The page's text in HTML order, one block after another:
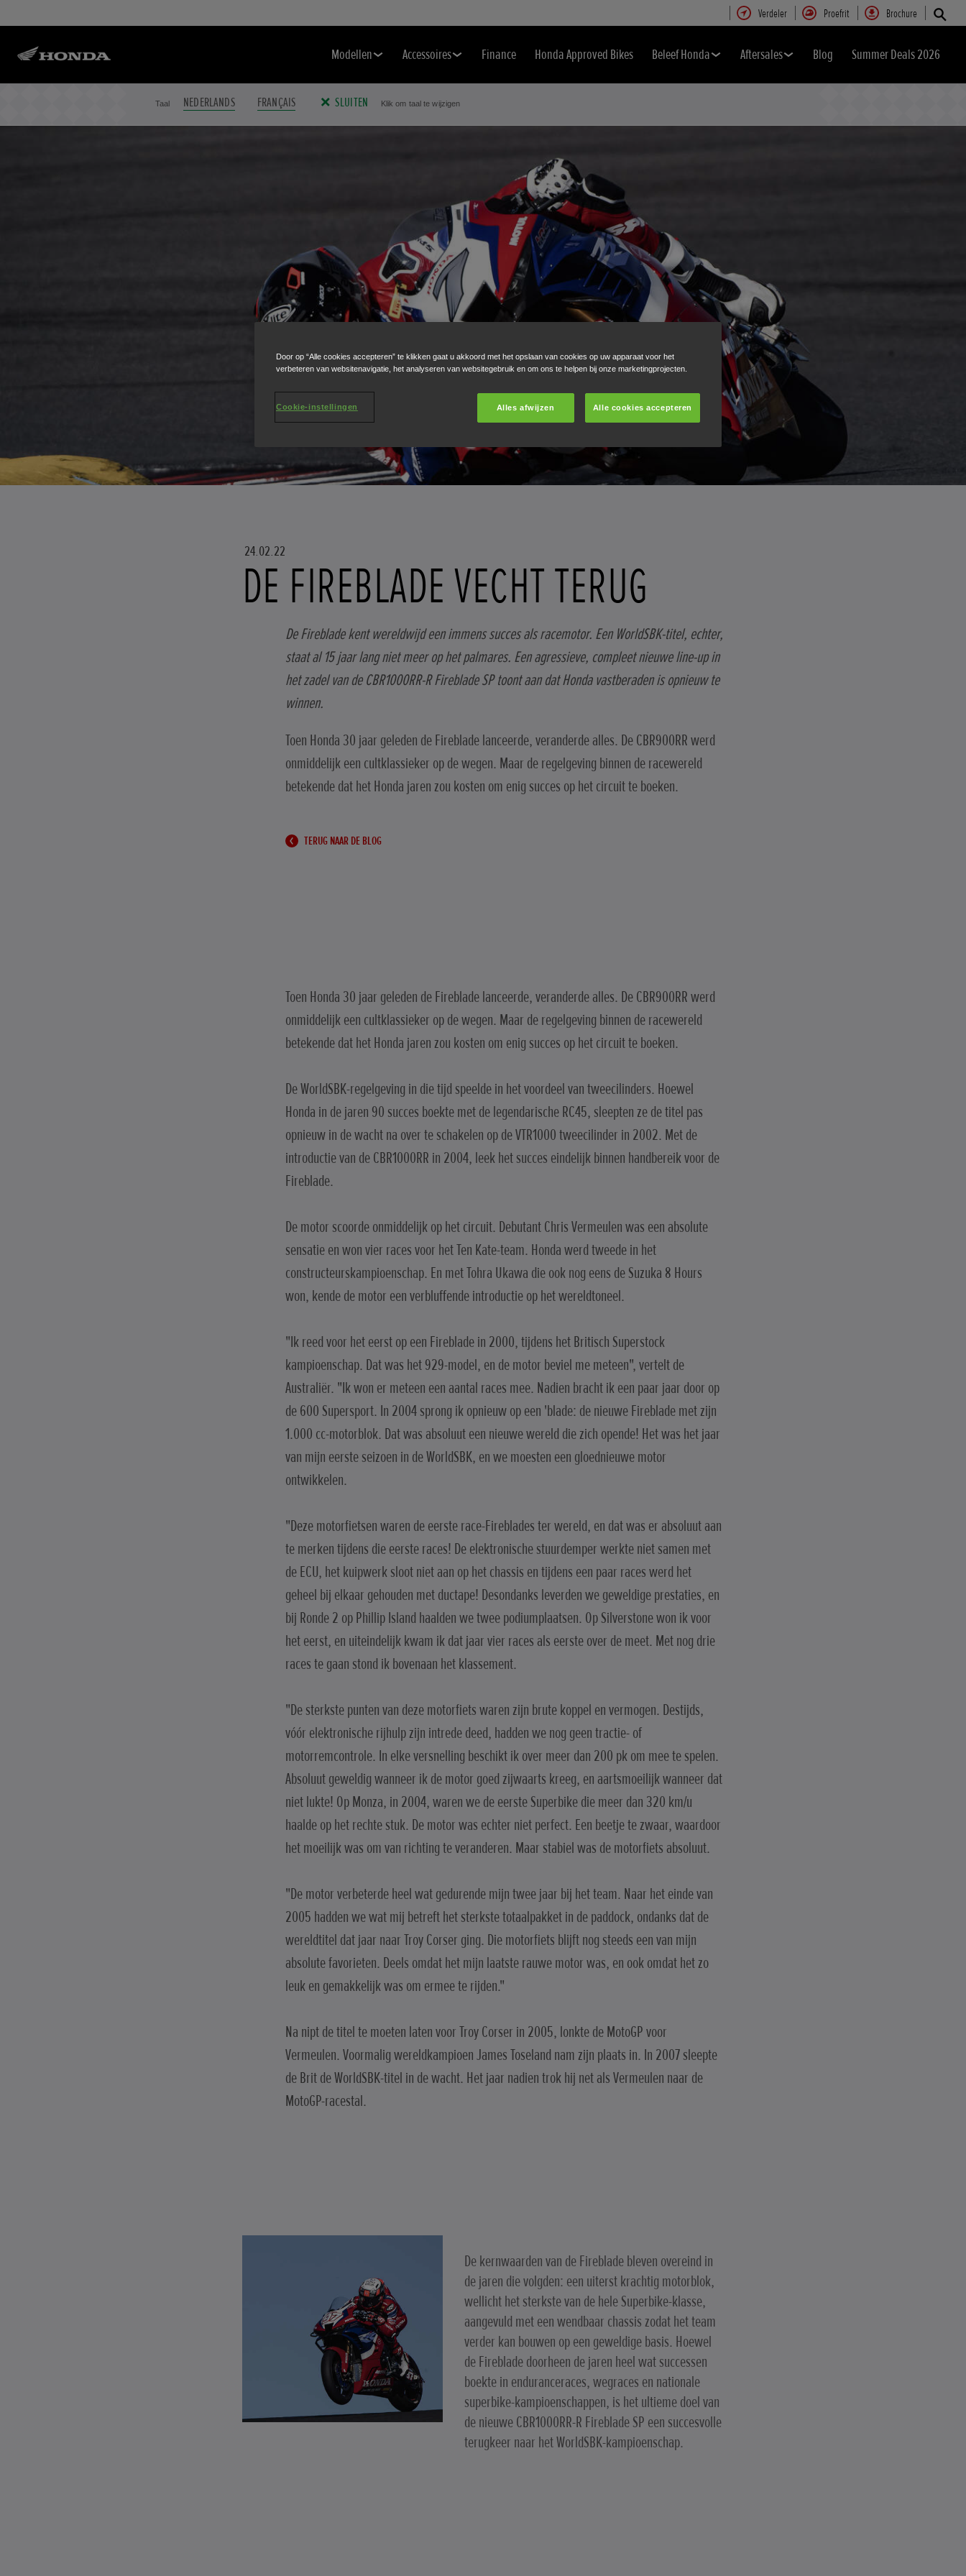
Verdeler Proefrit Brochure
Modellen Accessoires Finance Honda Approved Bikes Beleef Honda Aftersales Blog Summer Deals 2026
Taal NEDERLANDS FRANÇAIS SLUITEN Klik om taal te wijzigen
24.02.22
DE FIREBLADE VECHT TERUG
De Fireblade kent wereldwijd een immens succes als racemotor. Een WorldSBK-titel, echter,
staat al 15 jaar lang niet meer op het palmares. Een agressieve, compleet nieuwe line-up in
het zadel van de CBR1000RR-R Fireblade SP toont aan dat Honda vastberaden is opnieuw te
winnen.
Toen Honda 30 jaar geleden de Fireblade lanceerde, veranderde alles. De CBR900RR werd
onmiddelijk een cultklassieker op de wegen. Maar de regelgeving binnen de racewereld
betekende dat het Honda jaren zou kosten om enig succes op het circuit te boeken.
TERUG NAAR DE BLOG
Toen Honda 30 jaar geleden de Fireblade lanceerde, veranderde alles. De CBR900RR werd
onmiddelijk een cultklassieker op de wegen. Maar de regelgeving binnen de racewereld
betekende dat het Honda jaren zou kosten om enig succes op het circuit te boeken.
De WorldSBK-regelgeving in die tijd speelde in het voordeel van tweecilinders. Hoewel
Honda in de jaren 90 succes boekte met de legendarische RC45, sleepten ze de titel pas
opnieuw in de wacht na over te schakelen op de VTR1000 tweecilinder in 2002. Met de
introductie van de CBR1000RR in 2004, leek het succes eindelijk binnen handbereik voor de
Fireblade.
De motor scoorde onmiddelijk op het circuit. Debutant Chris Vermeulen was een absolute
sensatie en won vier races voor het Ten Kate-team. Honda werd tweede in het
constructeurskampioenschap. En met Tohra Ukawa die ook nog eens de Suzuka 8 Hours
won, kende de motor een verbluffende introductie op het wereldtoneel.
"Ik reed voor het eerst op een Fireblade in 2000, tijdens het Britisch Superstock
kampioenschap. Dat was het 929-model, en de motor beviel me meteen", vertelt de
Australiër. "Ik won er meteen een aantal races mee. Nadien bracht ik een paar jaar door op
de 600 Supersport. In 2004 sprong ik opnieuw op een 'blade: de nieuwe Fireblade met zijn
1.000 cc-motorblok. Dat was absoluut een nieuwe wereld die zich opende! Het was het jaar
van mijn eerste seizoen in de WorldSBK, en we moesten een gloednieuwe motor
ontwikkelen.
"Deze motorfietsen waren de eerste race-Fireblades ter wereld, en dat was er absoluut aan
te merken tijdens die eerste races! De elektronische stuurdemper werkte niet samen met
de ECU, het kuipwerk sloot niet aan op het chassis en tijdens een paar races werd het
geheel bij elkaar gehouden met ductape! Desondanks leverden we geweldige prestaties, en
bij Ronde 2 op Phillip Island haalden we twee podiumplaatsen. Op Silverstone won ik voor
het eerst, en uiteindelijk kwam ik dat jaar vier races als eerste over de meet. Met nog drie
races te gaan stond ik bovenaan het klassement.
"De sterkste punten van deze motorfiets waren zijn brute koppel en vermogen. Destijds,
vóór elektronische rijhulp zijn intrede deed, hadden we nog geen tractie- of
motorremcontrole. In elke versnelling beschikt ik over meer dan 200 pk om mee te spelen.
Absoluut geweldig wanneer ik de motor goed zijwaarts kreeg, en aartsmoeilijk wanneer dat
niet lukte! Op Monza, in 2004, waren we de eerste Superbike die meer dan 320 km/u
haalde op het rechte stuk. De motor was echter niet perfect. Een beetje te zwaar, waardoor
het moeilijk was om van richting te veranderen. Maar stabiel was de motorfiets absoluut.
"De motor verbeterde heel wat gedurende mijn twee jaar bij het team. Naar het einde van
2005 hadden we wat mij betreft het sterkste totaalpakket in de paddock, ondanks dat de
wereldtitel dat jaar naar Troy Corser ging. Die motorfiets blijft nog steeds een van mijn
absolute favorieten. Deels omdat het mijn laatste rauwe motor was, en ook omdat het zo
leuk en gemakkelijk was om ermee te rijden."
Na nipt de titel te moeten laten voor Troy Corser in 2005, lonkte de MotoGP voor
Vermeulen. Voormalig wereldkampioen James Toseland nam zijn plaats in. In 2007 sleepte
de Brit de WorldSBK-titel in de wacht. Het jaar nadien trok hij net als Vermeulen naar de
MotoGP-racestal.
De kernwaarden van de Fireblade bleven overeind in
de jaren die volgden: een uiterst krachtig motorblok,
wellicht het sterkste van de hele Superbike-klasse,
aangevuld met een wendbaar chassis zodat het team
verder kan bouwen op een geweldige basis. Hoewel
de Fireblade doorheen de jaren heel wat successen
boekte in enduranceraces, wegraces en nationale
superbike-kampioenschappen, is het ultieme doel van
de nieuwe CBR1000RR-R Fireblade SP een succesvolle
terugkeer naar het WorldSBK-kampioenschap.
Door op “Alle cookies accepteren” te klikken gaat u akkoord met het opslaan van cookies op uw apparaat voor het
verbeteren van websitenavigatie, het analyseren van websitegebruik en om ons te helpen bij onze marketingprojecten.
Alles afwijzen Alle cookies accepteren
Cookie-instellingen